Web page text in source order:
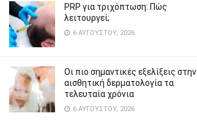
PRP για τριχόπτωση: Πώς
λειτουργεί;
6 ΑΥΓΟΎΣΤΟΥ, 2026
Οι πιο σημαντικές εξελίξεις στην
αισθητική δερματολογία τα
τελευταία χρόνια
6 ΑΥΓΟΎΣΤΟΥ, 2026